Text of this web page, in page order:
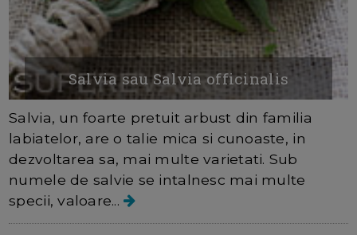
Salvia sau Salvia officinalis
Salvia, un foarte pretuit arbust din familia
labiatelor, are o talie mica si cunoaste, in
dezvoltarea sa, mai multe varietati. Sub
numele de salvie se intalnesc mai multe
specii, valoare...